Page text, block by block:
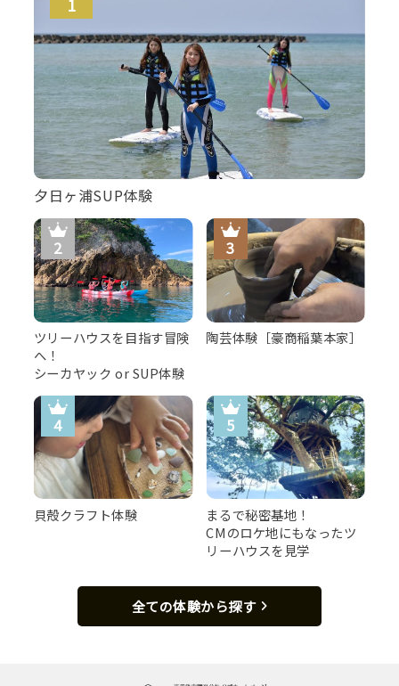
夕日ヶ浦SUP体験
ツリーハウスを目指す冒険
へ！
シーカヤック or SUP体験
陶芸体験［豪商稲葉本家］
貝殻クラフト体験
まるで秘密基地！
CMのロケ地にもなったツ
リーハウスを見学
全ての体験から探す